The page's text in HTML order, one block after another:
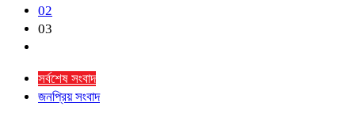
02
03
সর্বশেষ সংবাদ
জনপ্রিয় সংবাদ